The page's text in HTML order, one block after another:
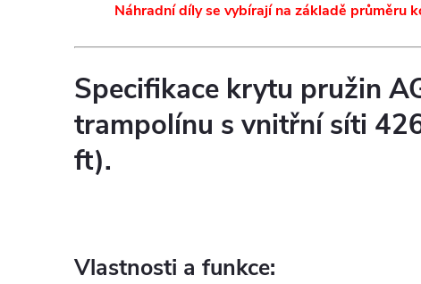
Náhradní díly se vybírají na základě průměru
Specifikace krytu pružin
trampolínu s vnitřní síti
ft).
Vlastnosti a funkce: